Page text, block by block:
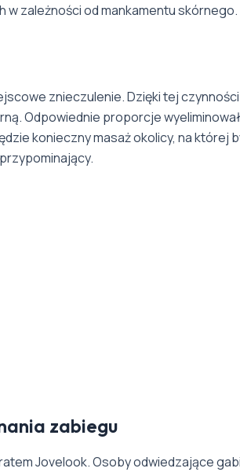
zależności od mankamentu skórnego.
znieczulenie. Dzięki tej
Odpowiednie proporcje
konieczny masaż okolicy, na której
zabiegu
Jovelook. Osoby odwiedzające